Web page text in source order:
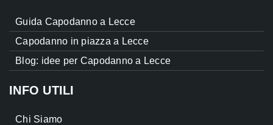
Guida Capodanno a Lecce
Capodanno in piazza a Lecce
Blog: idee per Capodanno a Lecce
INFO UTILI
Chi Siamo